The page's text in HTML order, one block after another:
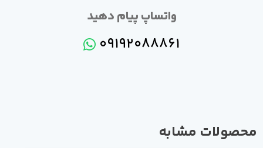
واتساپ پیام دهید
09192088861
مشابه